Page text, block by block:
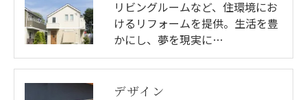
リビングルームなど、住環境にお
けるリフォームを提供。生活を豊
かにし、夢を現実に…
デザイン